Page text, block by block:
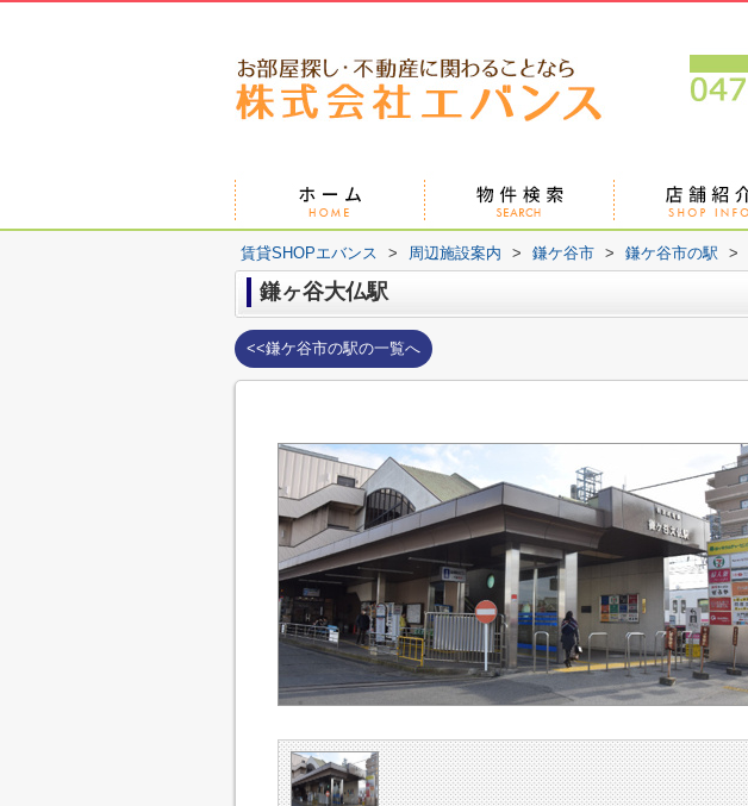
賃貸SHOPエバンス > 周辺施設案内 > 鎌ケ谷市 > 鎌ケ谷市の駅 >
鎌ヶ谷大仏駅
<<鎌ケ谷市の駅の一覧へ